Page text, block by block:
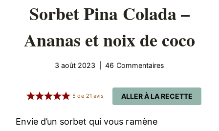
Sorbet Pina Colada –
Ananas et noix de coco
3 août 2023 46 Commentaires
ALLER À LA RECETTE
5 de 21 avis
Envie d’un sorbet qui vous ramène